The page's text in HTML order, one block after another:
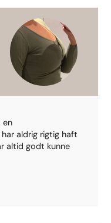
en
aldrig rigtig haft
altid godt kunne